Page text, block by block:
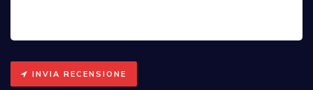
INVIA RECENSIONE